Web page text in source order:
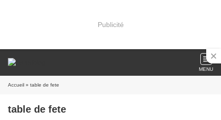
Publicité
MENU
Accueil » table de fete
table de fete